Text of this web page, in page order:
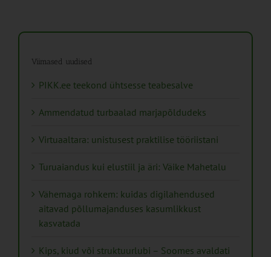
Viimased uudised
PIKK.ee teekond ühtsesse teabesalve
Ammendatud turbaalad marjapõldudeks
Virtuaaltara: unistusest praktilise tööriistani
Turuaiandus kui elustiil ja äri: Väike Mahetalu
Vähemaga rohkem: kuidas digilahendused
aitavad põllumajanduses kasumlikkust
kasvatada
Kips, kiud või struktuurlubi – Soomes avaldati